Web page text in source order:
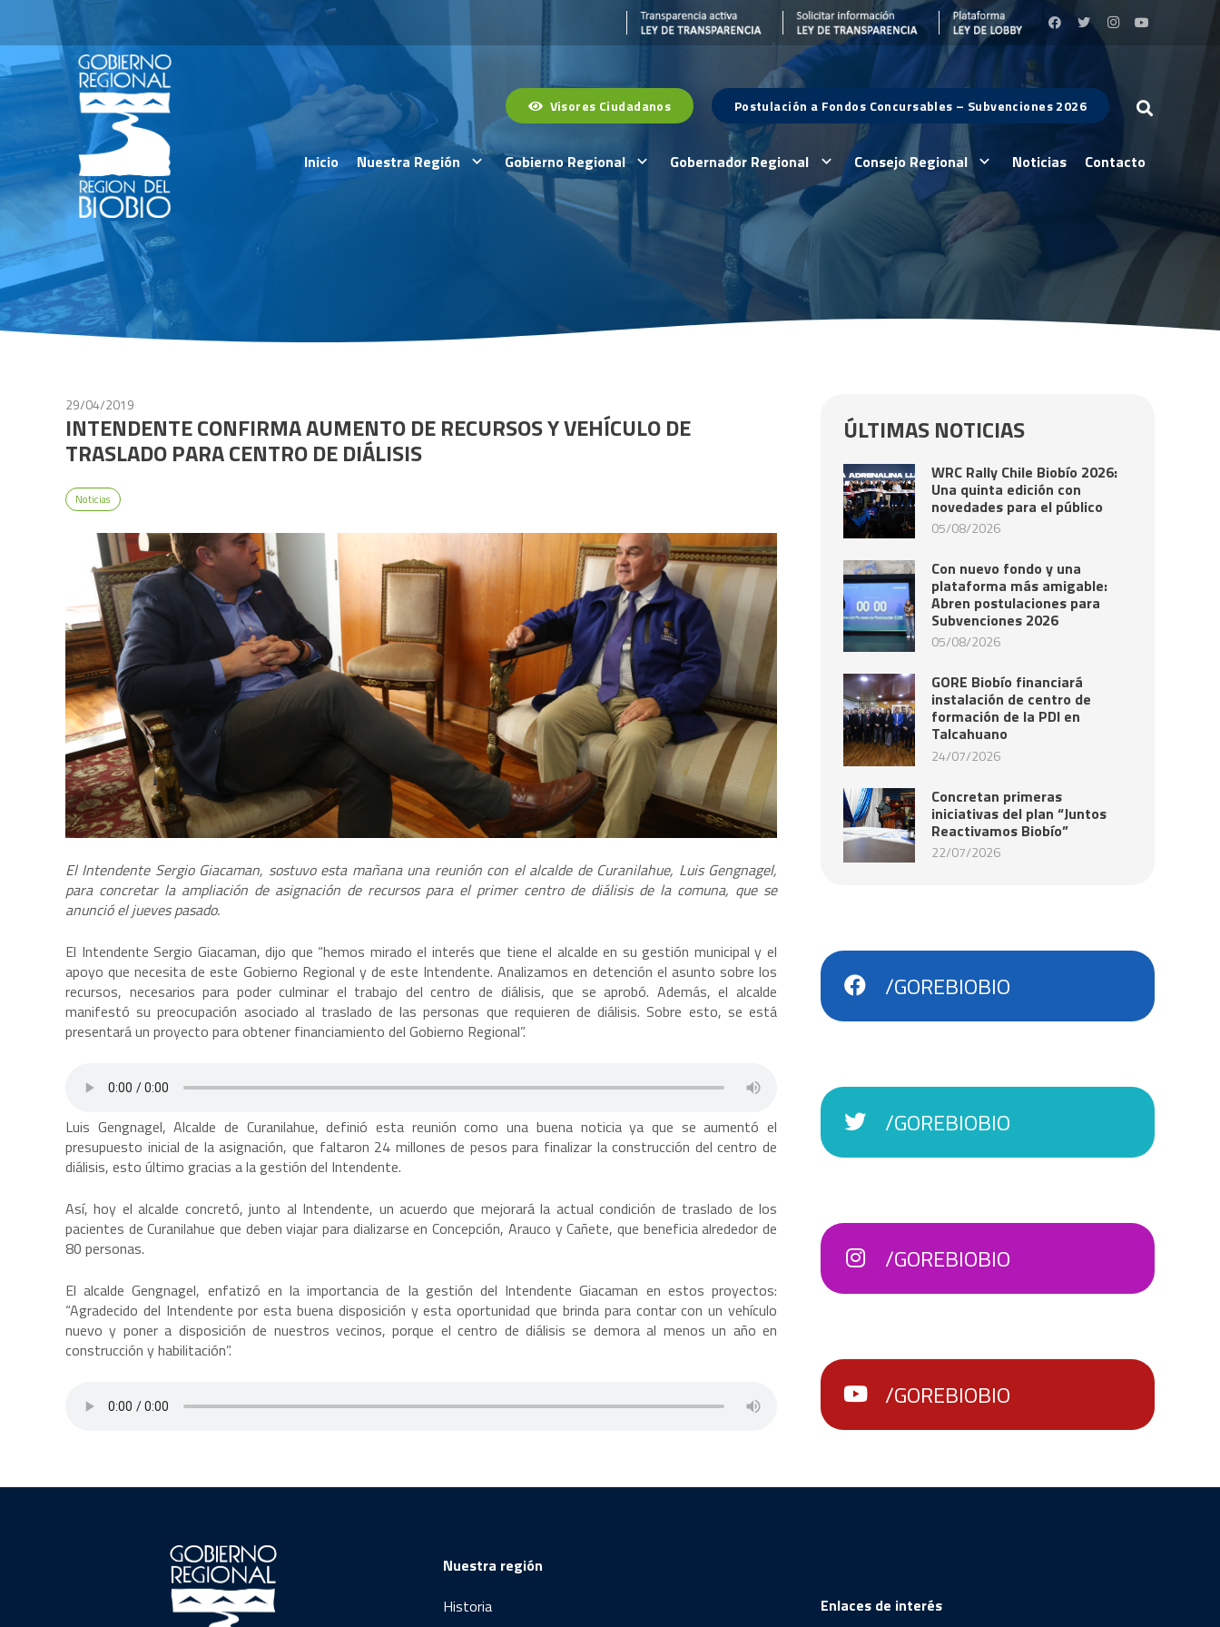
Visores Ciudadanos Postulación a Fondos Concursables – Subvenciones 2026
Inicio Nuestra Región Gobierno Regional Gobernador Regional Consejo Regional Noticias Contacto
29/04/2019
INTENDENTE CONFIRMA AUMENTO DE RECURSOS Y VEHÍCULO DE
TRASLADO PARA CENTRO DE DIÁLISIS
Noticias
El Intendente Sergio Giacaman, sostuvo esta mañana una reunión con el alcalde de Curanilahue, Luis Gengnagel,
para concretar la ampliación de asignación de recursos para el primer centro de diálisis de la comuna, que se
anunció el jueves pasado.
El Intendente Sergio Giacaman, dijo que “hemos mirado el interés que tiene el alcalde en su gestión municipal y el
apoyo que necesita de este Gobierno Regional y de este Intendente. Analizamos en detención el asunto sobre los
recursos, necesarios para poder culminar el trabajo del centro de diálisis, que se aprobó. Además, el alcalde
manifestó su preocupación asociado al traslado de las personas que requieren de diálisis. Sobre esto, se está
presentará un proyecto para obtener financiamiento del Gobierno Regional”.
Luis Gengnagel, Alcalde de Curanilahue, definió esta reunión como una buena noticia ya que se aumentó el
presupuesto inicial de la asignación, que faltaron 24 millones de pesos para finalizar la construcción del centro de
diálisis, esto último gracias a la gestión del Intendente.
Así, hoy el alcalde concretó, junto al Intendente, un acuerdo que mejorará la actual condición de traslado de los
pacientes de Curanilahue que deben viajar para dializarse en Concepción, Arauco y Cañete, que beneficia alrededor de
80 personas.
El alcalde Gengnagel, enfatizó en la importancia de la gestión del Intendente Giacaman en estos proyectos:
“Agradecido del Intendente por esta buena disposición y esta oportunidad que brinda para contar con un vehículo
nuevo y poner a disposición de nuestros vecinos, porque el centro de diálisis se demora al menos un año en
construcción y habilitación”.
ÚLTIMAS NOTICIAS
WRC Rally Chile Biobío 2026:
Una quinta edición con
novedades para el público
05/08/2026
Con nuevo fondo y una
plataforma más amigable:
Abren postulaciones para
Subvenciones 2026
05/08/2026
GORE Biobío financiará
instalación de centro de
formación de la PDI en
Talcahuano
24/07/2026
Concretan primeras
iniciativas del plan “Juntos
Reactivamos Biobío”
22/07/2026
/GOREBIOBIO
/GOREBIOBIO
/GOREBIOBIO
/GOREBIOBIO
Nuestra región
Historia
Enlaces de interés